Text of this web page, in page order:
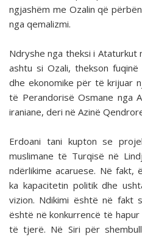
ngjashëm me Ozalin që
nga qemalizmi.
Ndryshe nga theksi i Ataturkut
ashtu si Ozali, thekson
dhe ekonomike për të krijuar
të Perandorisë Osmane nga
iraniane, deri në Azinë
Erdoani tani kupton se
muslimane të Turqisë në
ndërlikime acaruese. Në
ka kapacitetin politik dhe
vizion. Ndikimi është në fakt
është në konkurrencë të
të tjerë. Në Siri për